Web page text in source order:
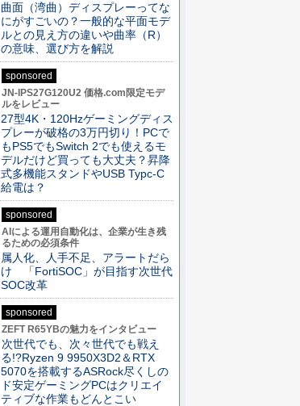
曲面（湾曲）ディスプレーってな
にがすごいの？一般的な平面モデ
ルとの見え方の違いや曲率（R）
の意味、選び方を解説
sponsored
JN-IPS27G120U2 価格.com限定モデ
ルをレビュー
27型4K・120Hzゲーミングディス
プレーが破格の3万円切り！PCで
もPS5でもSwitch 2でも使えるモ
デルだけど買っても大丈夫？昇降
式多機能スタンドやUSB Typc-C
給電は？
sponsored
AIによる運用自動化は、企業が生き残
るための必須条件
属人化、人手不足、アラートだら
け 「FortiSOC」が目指す次世代
SOC改革
sponsored
ZEFT R65YBの魅力をインタビュー
次世代でも、次々世代でも戦え
る!?Ryzen 9 9950X3D2＆RTX
5070を搭載するASRock尽くしの
ド安定ゲーミングPCはクリエイ
ティブな作業もどんとこい